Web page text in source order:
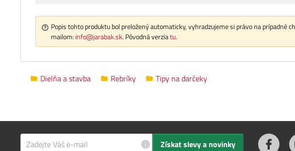
Popis tohto produktu bol preložený automaticky, vyhradzujeme si právo na prípadné
mailom: info@jarabak.sk. Pôvodná verziatu.
Dielňa a stavba Rebríky Tipy na darčeky
i Získat slevy a novinky